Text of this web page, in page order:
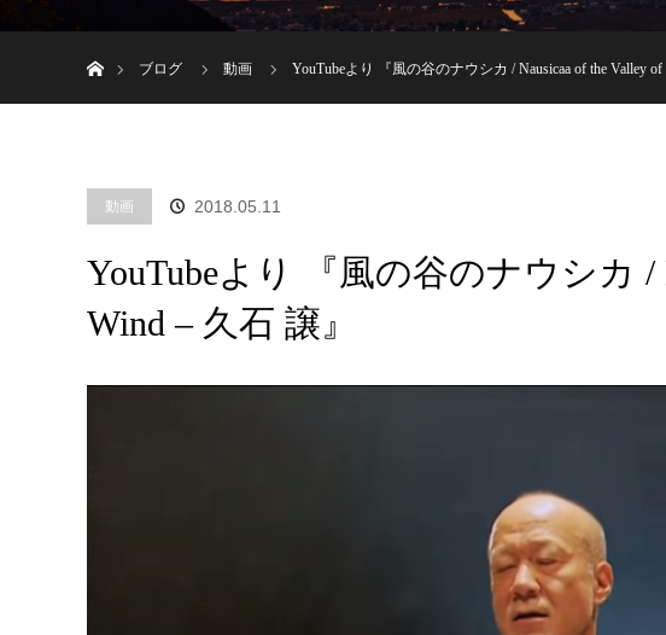
ブログ
動画 YouTubeより 『風の谷のナウシカ / Nausicaa of the Valley of
動画 2018.05.11
YouTubeより 『風の谷のナウシカ /
Wind – 久石 譲』